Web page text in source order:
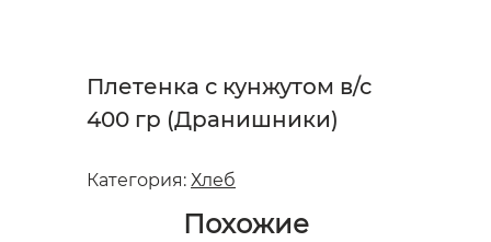
Плетенка с кунжутом в/с
400 гр (Дранишники)
Категория: Хлеб
Похожие